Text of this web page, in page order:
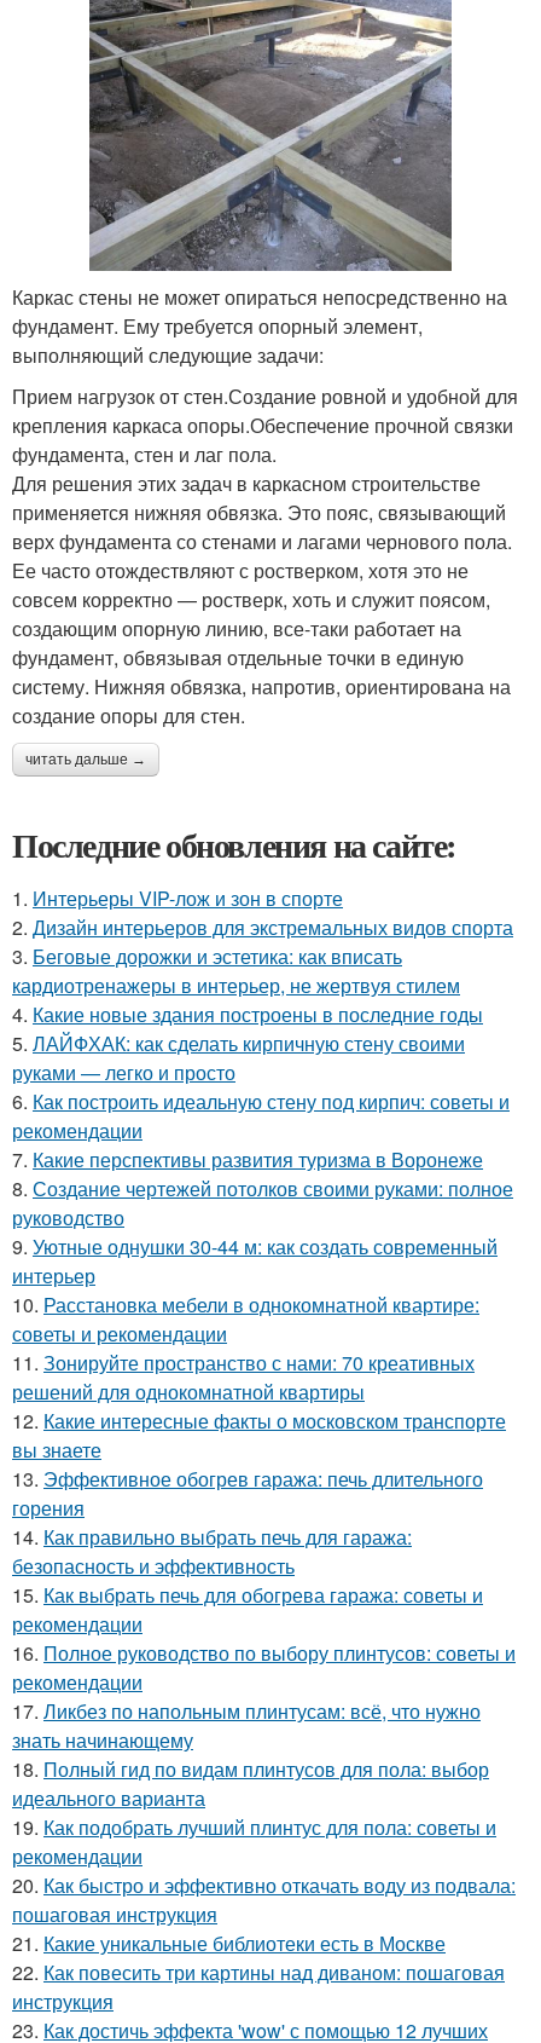
Каркас стены не может опираться непосредственно на
фундамент. Ему требуется опорный элемент,
выполняющий следующие задачи:
Прием нагрузок от стен.Создание ровной и удобной для
крепления каркаса опоры.Обеспечение прочной связки
фундамента, стен и лаг пола.
Для решения этих задач в каркасном строительстве
применяется нижняя обвязка. Это пояс, связывающий
верх фундамента со стенами и лагами чернового пола.
Ее часто отождествляют с ростверком, хотя это не
совсем корректно — ростверк, хоть и служит поясом,
создающим опорную линию, все-таки работает на
фундамент, обвязывая отдельные точки в единую
систему. Нижняя обвязка, напротив, ориентирована на
создание опоры для стен.
читать дальше →
Последние обновления на сайте:
1. Интерьеры VIP-лож и зон в спорте
2. Дизайн интерьеров для экстремальных видов спорта
3. Беговые дорожки и эстетика: как вписать
кардиотренажеры в интерьер, не жертвуя стилем
4. Какие новые здания построены в последние годы
5. ЛАЙФХАК: как сделать кирпичную стену своими
руками — легко и просто
6. Как построить идеальную стену под кирпич: советы и
рекомендации
7. Какие перспективы развития туризма в Воронеже
8. Создание чертежей потолков своими руками: полное
руководство
9. Уютные однушки 30-44 м: как создать современный
интерьер
10. Расстановка мебели в однокомнатной квартире:
советы и рекомендации
11. Зонируйте пространство с нами: 70 креативных
решений для однокомнатной квартиры
12. Какие интересные факты о московском транспорте
вы знаете
13. Эффективное обогрев гаража: печь длительного
горения
14. Как правильно выбрать печь для гаража:
безопасность и эффективность
15. Как выбрать печь для обогрева гаража: советы и
рекомендации
16. Полное руководство по выбору плинтусов: советы и
рекомендации
17. Ликбез по напольным плинтусам: всё, что нужно
знать начинающему
18. Полный гид по видам плинтусов для пола: выбор
идеального варианта
19. Как подобрать лучший плинтус для пола: советы и
рекомендации
20. Как быстро и эффективно откачать воду из подвала:
пошаговая инструкция
21. Какие уникальные библиотеки есть в Москве
22. Как повесить три картины над диваном: пошаговая
инструкция
23. Как достичь эффекта 'wow' с помощью 12 лучших